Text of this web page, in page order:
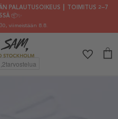
PALAUTUSOIKEUS ┃ TOIMITUS 2–7
📦✨
, viimeistään 8.8.